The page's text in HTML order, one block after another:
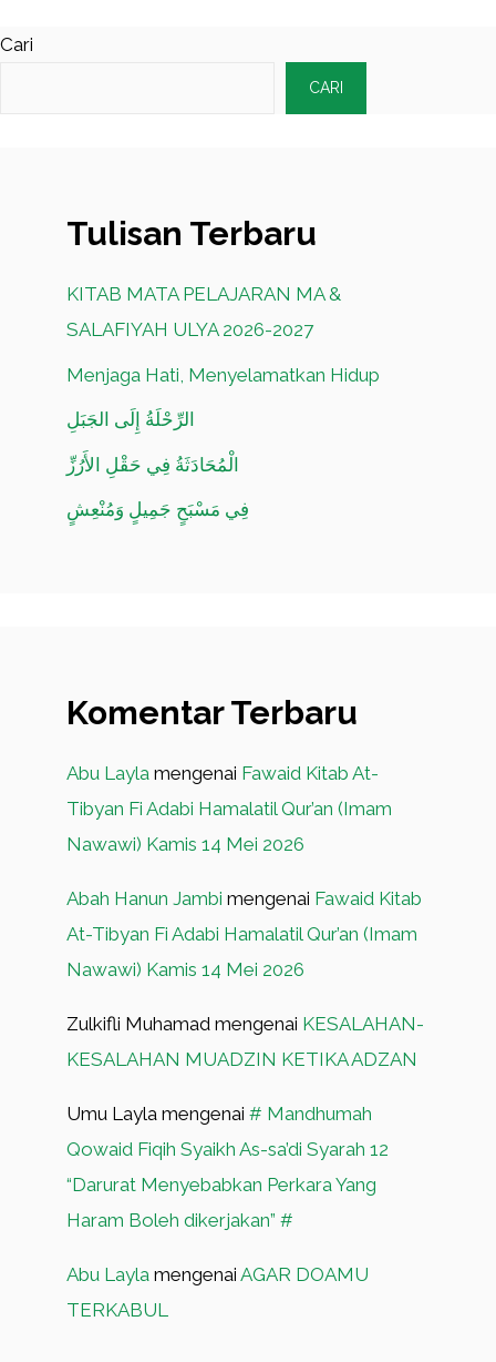
Cari
CARI
Tulisan Terbaru
KITAB MATA PELAJARAN MA &
SALAFIYAH ULYA 2026-2027
Menjaga Hati, Menyelamatkan Hidup
الرِّحْلَةُ إِلَى الجَبَلِ
الْمُحَادَثَةُ فِي حَقْلِ الأَرُزِّ
فِي مَسْبَحٍ جَمِيلٍ وَمُنْعِشٍ
Komentar Terbaru
Abu Layla mengenai Fawaid Kitab At-
Tibyan Fi Adabi Hamalatil Qur’an (Imam
Nawawi) Kamis 14 Mei 2026
Abah Hanun Jambi mengenai Fawaid Kitab
At-Tibyan Fi Adabi Hamalatil Qur’an (Imam
Nawawi) Kamis 14 Mei 2026
Zulkifli Muhamad mengenai KESALAHAN-
KESALAHAN MUADZIN KETIKA ADZAN
Umu Layla mengenai # Mandhumah
Qowaid Fiqih Syaikh As-sa’di Syarah 12
“Darurat Menyebabkan Perkara Yang
Haram Boleh dikerjakan” #
Abu Layla mengenai AGAR DOAMU
TERKABUL